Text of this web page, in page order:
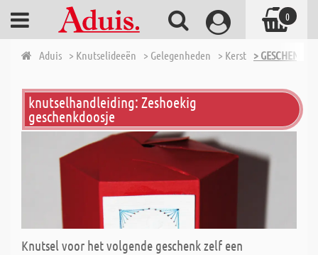
Aduis > Knutselideeën > Gelegenheden > Kerst >
knutselhandleiding: Zeshoekig
geschenkdoosje
Knutsel voor het volgende geschenk zelf een
0